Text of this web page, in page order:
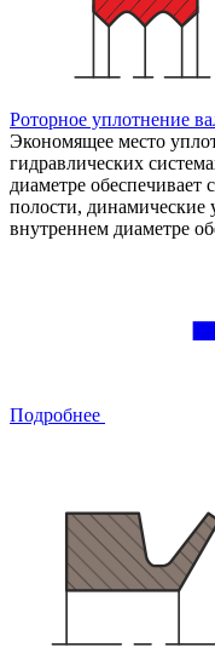
Роторное уплотнение
Экономящее место
гидравлических
диаметре
полости,
внутреннем диаметре
Подробнее